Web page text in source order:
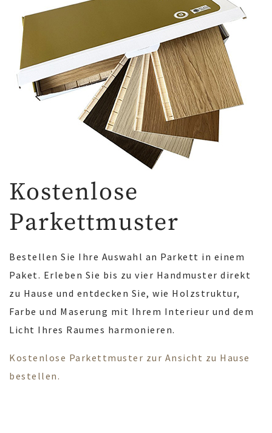
Kostenlose
Parkettmuster
Bestellen Sie Ihre Auswahl an Parkett in einem
Paket. Erleben Sie bis zu vier Handmuster direkt
zu Hause und entdecken Sie, wie Holzstruktur,
Farbe und Maserung mit Ihrem Interieur und dem
Licht Ihres Raumes harmonieren.
Kostenlose Parkettmuster zur Ansicht zu Hause
bestellen.